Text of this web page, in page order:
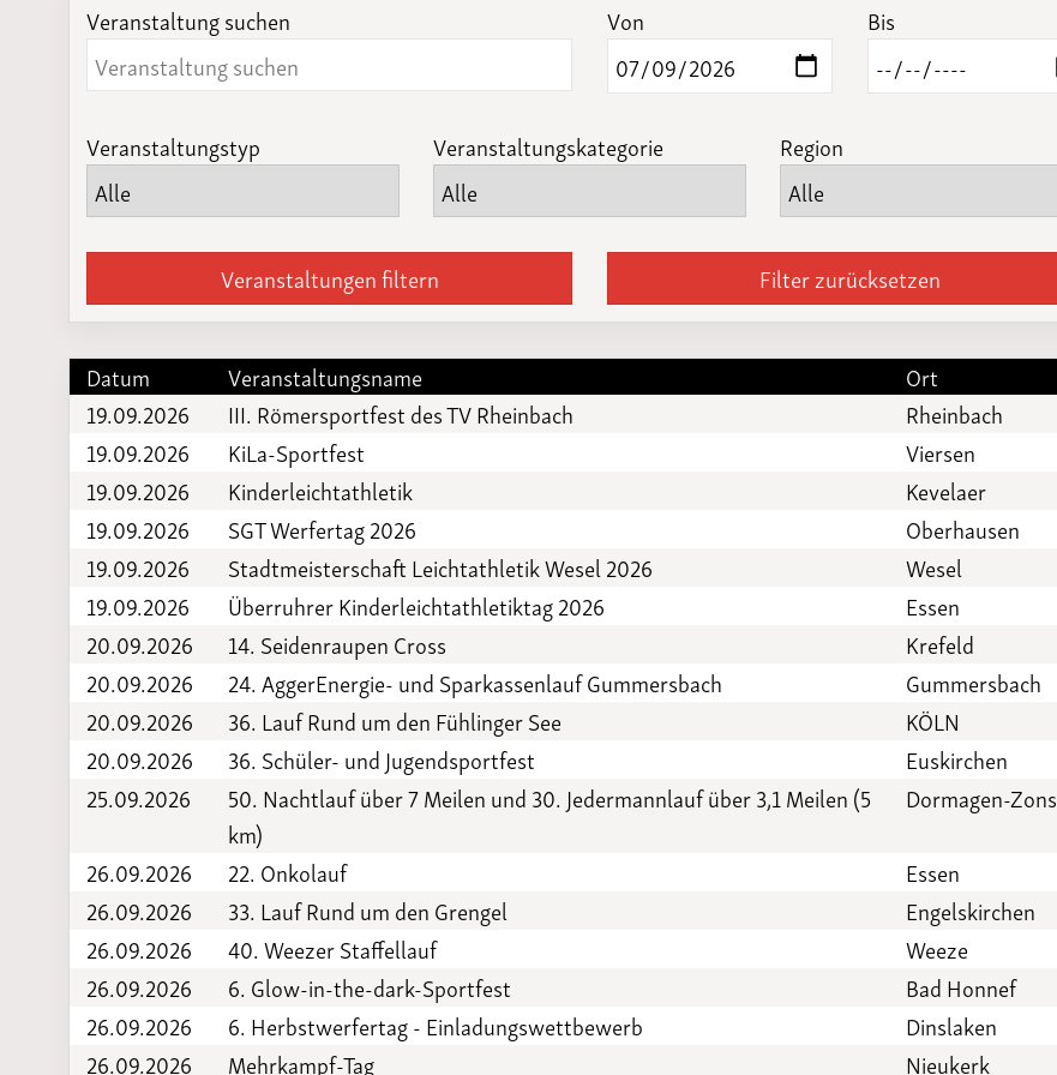
LSB-
Schutzkonzeptgenerator
Laufveranstaltertagungen
2023
Veranstaltung suchen Von Bis
Veranstaltungstyp Veranstaltungskategorie Region
Veranstaltungen filtern Filter zurücksetzen
Datum Veranstaltungsname
Ort
19.09.2026
III. Römersportfest des TV Rheinbach
Rheinbach
19.09.2026
KiLa-Sportfest
Viersen
19.09.2026
Kinderleichtathletik
Kevelaer
19.09.2026
SGT Werfertag 2026
Oberhausen
19.09.2026
Stadtmeisterschaft Leichtathletik Wesel 2026
Wesel
19.09.2026
Überruhrer Kinderleichtathletiktag 2026
Essen
20.09.2026
14. Seidenraupen Cross
Krefeld
20.09.2026
24. AggerEnergie- und Sparkassenlauf Gummersbach
Gummersbach
20.09.2026
36. Lauf Rund um den Fühlinger See
KÖLN
20.09.2026
36. Schüler- und Jugendsportfest
Euskirchen
25.09.2026
50. Nachtlauf über 7 Meilen und 30. Jedermannlauf über 3,1 Meilen (5
km)
Dormagen-Zons
26.09.2026
22. Onkolauf
Essen
26.09.2026
33. Lauf Rund um den Grengel
Engelskirchen
26.09.2026
40. Weezer Staffellauf
Weeze
26.09.2026
6. Glow-in-the-dark-Sportfest
Bad Honnef
26.09.2026
6. Herbstwerfertag - Einladungswettbewerb
Dinslaken
26.09.2026
Mehrkampf-Tag Nieukerk